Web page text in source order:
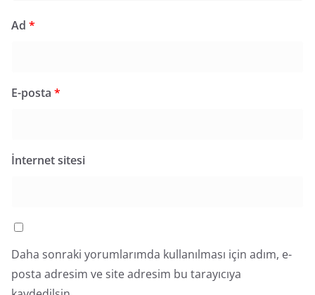
Ad *
E-posta *
İnternet sitesi
Daha sonraki yorumlarımda kullanılması için adım, e-
posta adresim ve site adresim bu tarayıcıya